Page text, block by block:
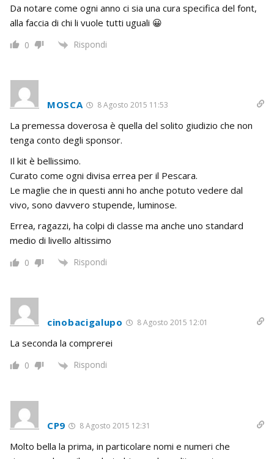
Da notare come ogni anno ci sia una cura specifica del font,
alla faccia di chi li vuole tutti uguali 😀
0 Rispondi
MOSCA 8 Agosto 2015 11:53
La premessa doverosa è quella del solito giudizio che non
tenga conto degli sponsor.
Il kit è bellissimo.
Curato come ogni divisa errea per il Pescara.
Le maglie che in questi anni ho anche potuto vedere dal
vivo, sono davvero stupende, luminose.
Errea, ragazzi, ha colpi di classe ma anche uno standard
medio di livello altissimo
0 Rispondi
cinobacigalupo 8 Agosto 2015 12:01
La seconda la comprerei
0 Rispondi
CP9 8 Agosto 2015 12:31
Molto bella la prima, in particolare nomi e numeri che